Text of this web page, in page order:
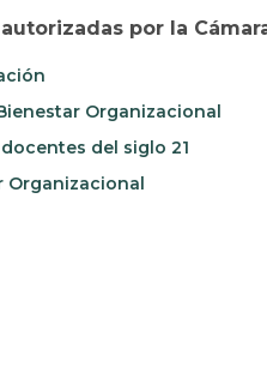
por la
Organizacional
del siglo 21
Organizacional